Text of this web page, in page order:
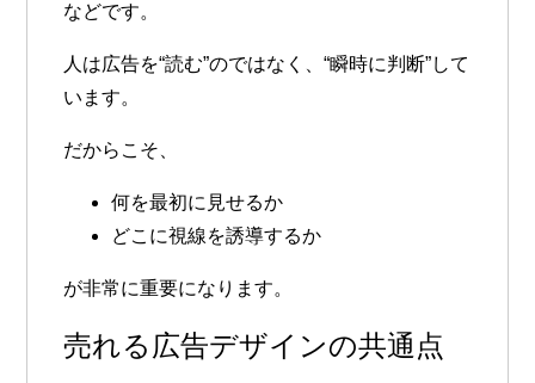
などです。
人は広告を“読む”のではなく、“瞬時に判断”して
います。
だからこそ、
何を最初に見せるか
どこに視線を誘導するか
が非常に重要になります。
売れる広告デザインの共通点